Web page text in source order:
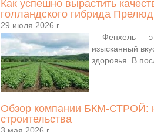
Как успешно вырастить
голландского гибрида
29 июля 2026 г.
— Фенхель —
изысканный
здоровья. В
Обзор компании БКМ-СТРОЙ:
строительства